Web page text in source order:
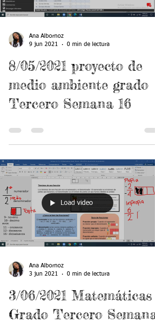
9 jun 2021
0 min de lectura
8/05/2021 proyecto de
medio ambiente grado
Tercero Semana 16
Load video
3 jun 2021
0 min de lectura
3/06/2021 Matemáticas